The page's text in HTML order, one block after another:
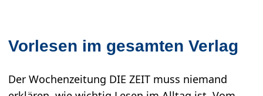
© Deutsche Bahn Stiftung/Oliver Lang
Vorlesen im gesamten Verlag
Der Wochenzeitung DIE ZEIT muss niemand